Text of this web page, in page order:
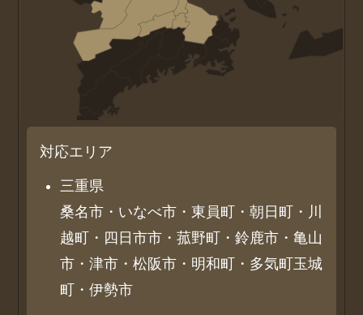
対応エリア
三重県
桑名市・いなべ市・東員町・朝日町・川
越町・四日市市・菰野町・鈴鹿市・亀山
市・津市・松阪市・明和町・多気町玉城
町・伊勢市